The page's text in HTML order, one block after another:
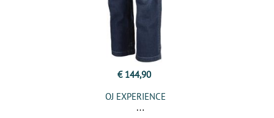
€ 144,90
OJ EXPERIENCE